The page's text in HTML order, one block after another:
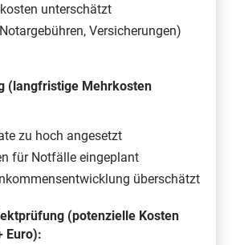
unterschätzt
Versicherungen)
(langfristige Mehrkosten
zu hoch angesetzt
für Notfälle eingeplant
überschätzt
(potenzielle Kosten
Euro):